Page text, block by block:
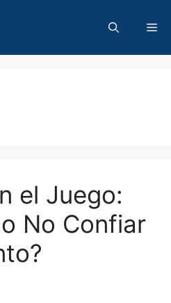
el Juego:
No Confiar